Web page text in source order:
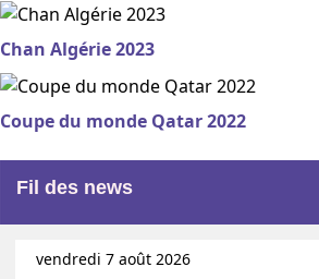
Chan Algérie 2023
Coupe du monde Qatar 2022
Fil des news
vendredi 7 août 2026